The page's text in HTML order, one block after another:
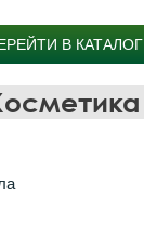
В КАТАЛОГ